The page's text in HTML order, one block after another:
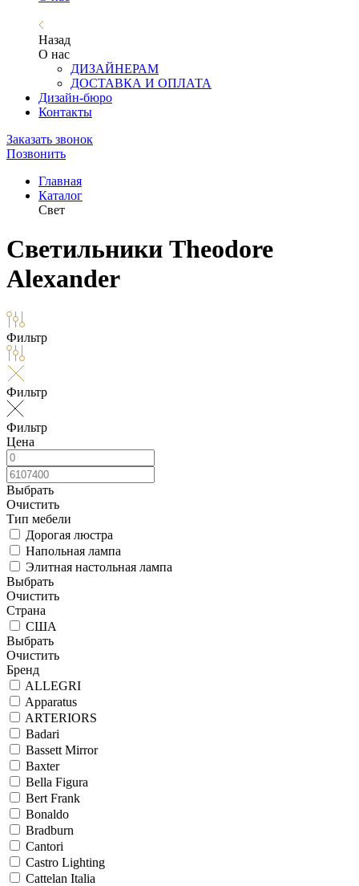
Назад
О нас
ДИЗАЙНЕРАМ
ДОСТАВКА И ОПЛАТА
Дизайн-бюро
Контакты
Заказать звонок
Позвонить
Главная
Каталог
Свет
Светильники Theodore
Alexander
Фильтр
Фильтр
Фильтр
Цена
Выбрать
Очистить
Тип мебели
Дорогая люстра
Напольная лампа
Элитная настольная лампа
Выбрать
Очистить
Страна
США
Выбрать
Очистить
Бренд
ALLEGRI
Apparatus
ARTERIORS
Badari
Bassett Mirror
Baxter
Bella Figura
Bert Frank
Bonaldo
Bradburn
Cantori
Castro Lighting
Cattelan Italia